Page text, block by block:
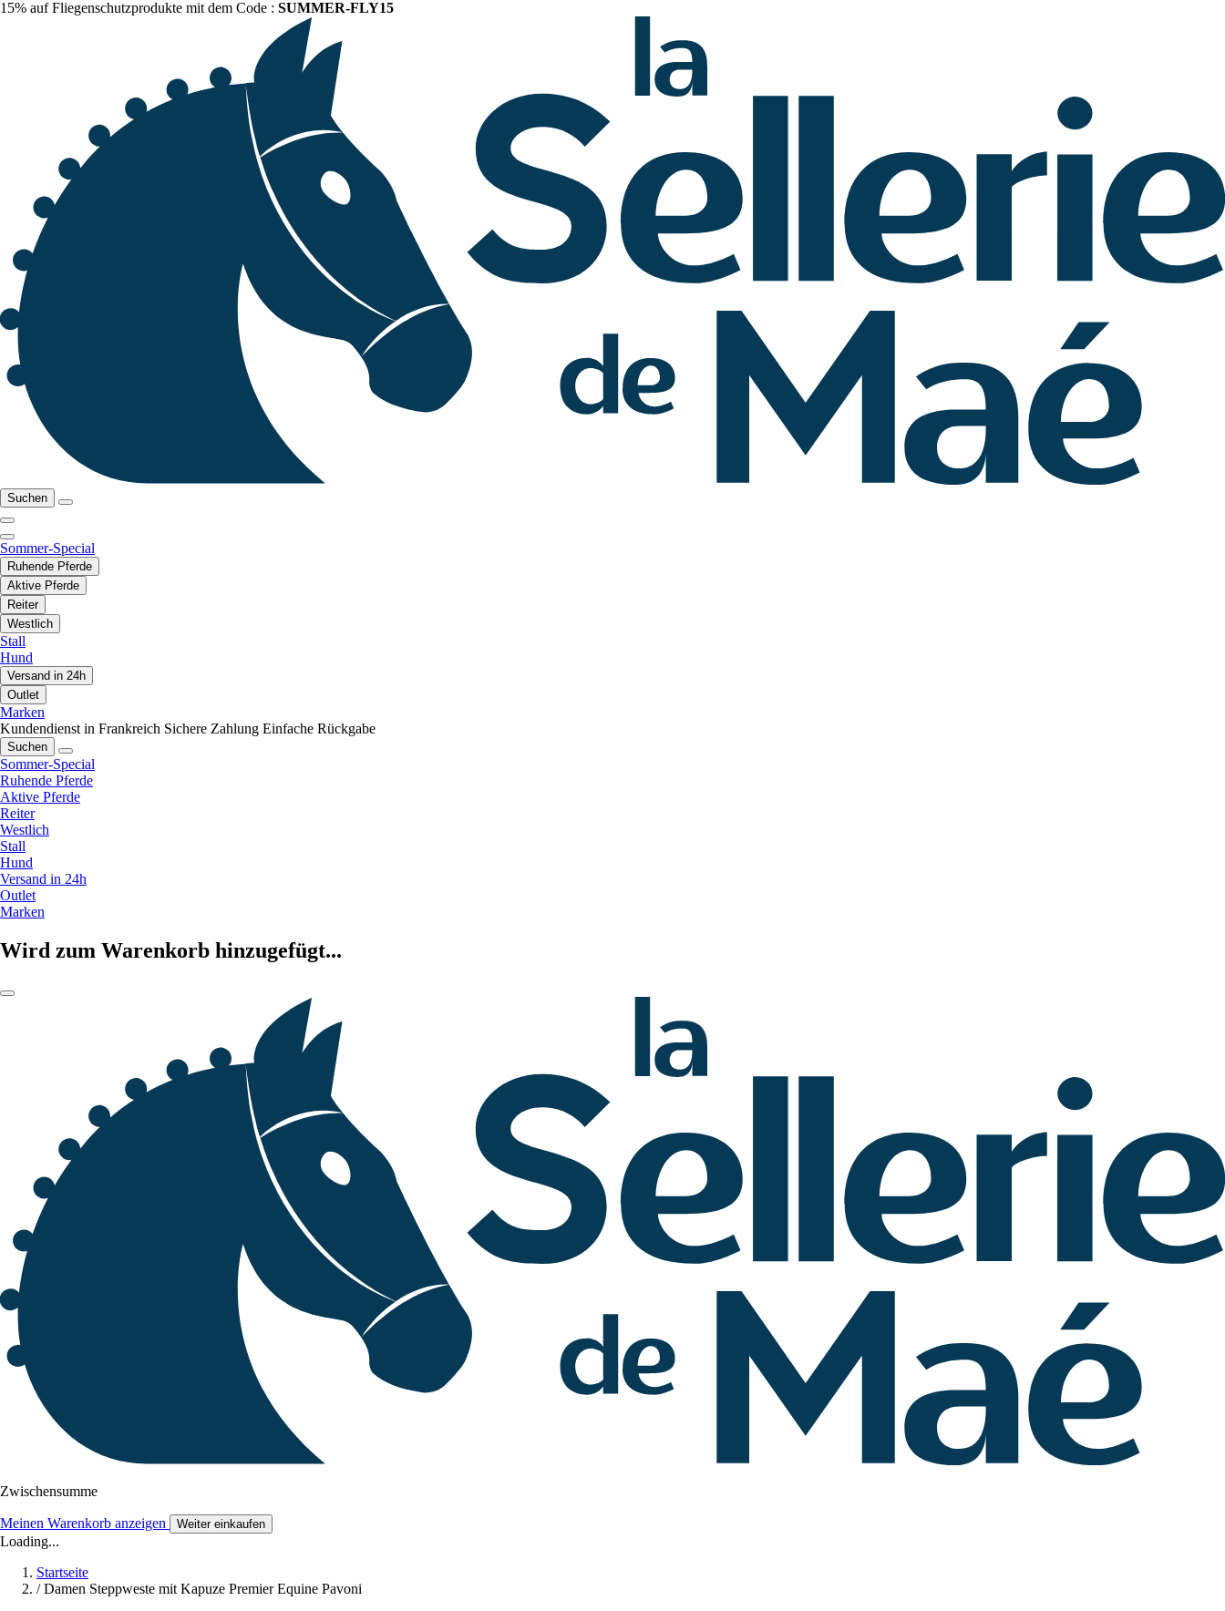
15% auf Fliegenschutzprodukte mit dem Code : SUMMER-FLY15
Suchen
Sommer-Special
Ruhende Pferde
Aktive Pferde
Reiter
Westlich
Stall
Hund
Versand in 24h
Outlet
Marken
Kundendienst in Frankreich Sichere Zahlung Einfache Rückgabe
Suchen
Sommer-Special
Ruhende Pferde
Aktive Pferde
Reiter
Westlich
Stall
Hund
Versand in 24h
Outlet
Marken
Wird zum Warenkorb hinzugefügt...
Zwischensumme
Meinen Warenkorb anzeigen Weiter einkaufen
Loading...
Startseite
/ Damen Steppweste mit Kapuze Premier Equine Pavoni